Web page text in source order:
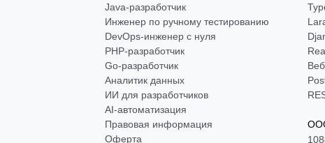
Java-разработчик
Инженер по ручному тестированию
DevOps-инженер с нуля
РНР-разработчик
Go-разработчик
Аналитик данных
ИИ для разработчиков
AI-автоматизация
Правовая информация
Оферта